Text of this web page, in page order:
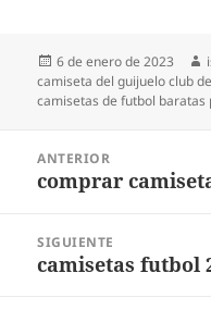
Publicado
el
6 de enero de 2023
camiseta del guijuelo club
camisetas de futbol
entradas
ANTERIOR
Entrada
comprar
SIGUIENTE
Entrada
camisetas futbol